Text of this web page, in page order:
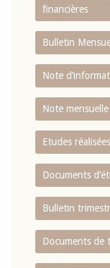
financières
Bulletin
Note
Note
Etudes
Documents
Bulletin
Documents de